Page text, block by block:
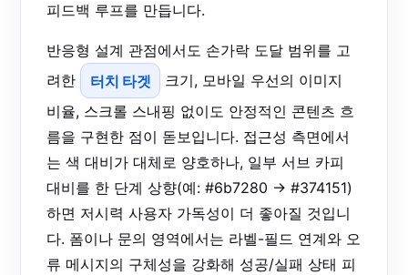
피드백 루프를 만듭니다.
반응형 설계 관점에서도 손가락 도달 범위를 고
려한
터치 타겟
크기, 모바일 우선의 이미지
비율, 스크롤 스내핑 없이도 안정적인 콘텐츠 흐
름을 구현한 점이 돋보입니다. 접근성 측면에서
는 색 대비가 대체로 양호하나, 일부 서브 카피
대비를 한 단계 상향(예: #6b7280 → #374151)
하면 저시력 사용자 가독성이 더 좋아질 것입니
다. 폼이나 문의 영역에서는 라벨-필드 연계와 오
류 메시지의 구체성을 강화해 성공/실패 상태 피